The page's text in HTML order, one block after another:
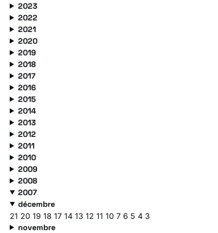
2023
2022
2021
2020
2019
2018
2017
2016
2015
2014
2013
2012
2011
2010
2009
2008
2007
décembre
21 20 19 18 17 14 13 12 11 10 7 6 5 4 3
novembre